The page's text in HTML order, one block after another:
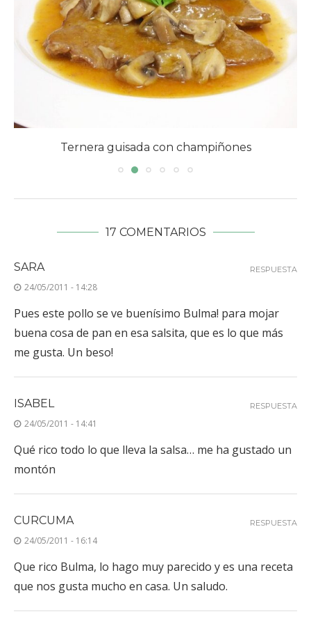
Ternera guisada con champiñones
17 COMENTARIOS
SARA
24/05/2011 - 14:28
Pues este pollo se ve buenísimo Bulma! para mojar
buena cosa de pan en esa salsita, que es lo que más
me gusta. Un beso!
RESPUESTA
ISABEL
24/05/2011 - 14:41
Qué rico todo lo que lleva la salsa… me ha gustado un
montón
RESPUESTA
CURCUMA
24/05/2011 - 16:14
Que rico Bulma, lo hago muy parecido y es una receta
que nos gusta mucho en casa. Un saludo.
RESPUESTA